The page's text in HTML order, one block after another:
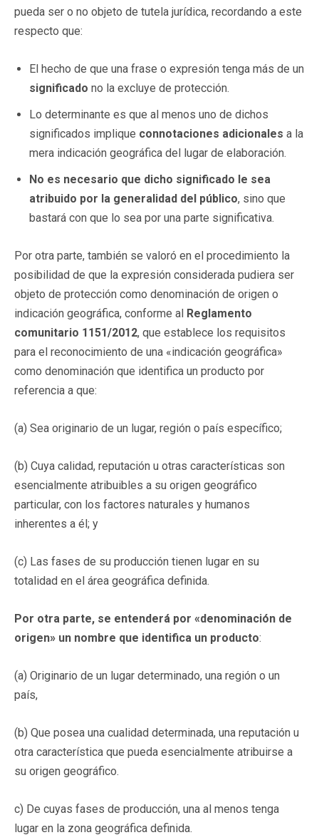
pueda ser o no objeto de tutela jurídica, recordando a este
respecto que:
El hecho de que una frase o expresión tenga más de un
significado no la excluye de protección.
Lo determinante es que al menos uno de dichos
significados implique connotaciones adicionales a la
mera indicación geográfica del lugar de elaboración.
No es necesario que dicho significado le sea
atribuido por la generalidad del público, sino que
bastará con que lo sea por una parte significativa.
Por otra parte, también se valoró en el procedimiento la
posibilidad de que la expresión considerada pudiera ser
objeto de protección como denominación de origen o
indicación geográfica, conforme al Reglamento
comunitario 1151/2012, que establece los requisitos
para el reconocimiento de una «indicación geográfica»
como denominación que identifica un producto por
referencia a que:
(a) Sea originario de un lugar, región o país específico;
(b) Cuya calidad, reputación u otras características son
esencialmente atribuibles a su origen geográfico
particular, con los factores naturales y humanos
inherentes a él; y
(c) Las fases de su producción tienen lugar en su
totalidad en el área geográfica definida.
Por otra parte, se entenderá por «denominación de
origen» un nombre que identifica un producto:
(a) Originario de un lugar determinado, una región o un
país,
(b) Que posea una cualidad determinada, una reputación u
otra característica que pueda esencialmente atribuirse a
su origen geográfico.
c) De cuyas fases de producción, una al menos tenga
lugar en la zona geográfica definida.